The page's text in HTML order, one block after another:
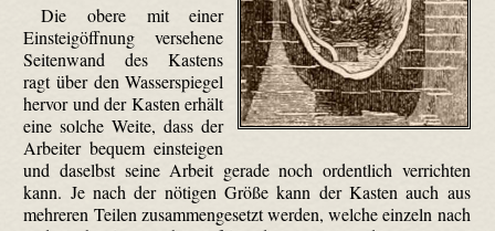
Die obere mit einer
Einsteigöffnung versehene
Seitenwand des Kastens
ragt über den Wasserspiegel
hervor und der Kasten erhält
eine solche Weite, dass der
Arbeiter bequem einsteigen
und daselbst seine Arbeit gerade noch ordentlich verrichten
kann. Je nach der nötigen Größe kann der Kasten auch aus
mehreren Teilen zusammengesetzt werden, welche einzeln nach